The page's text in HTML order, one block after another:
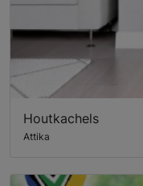
Houtkachels
Attika